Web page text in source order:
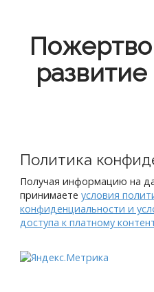
Политика
Получая информацию на
принимаете условия
конфиденциальности и
доступа к платному